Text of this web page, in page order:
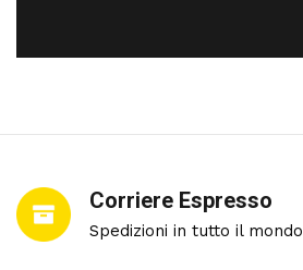
Corriere Espresso
Spedizioni in tutto il mondo